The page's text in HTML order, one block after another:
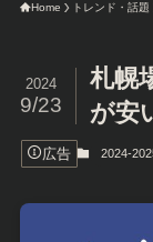
Home トレンド・話題
札幌
が安
2024
9/23
広告 2024-